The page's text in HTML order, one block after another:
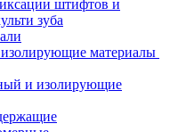
штифтов и
зуба
материалы
и изолирующие